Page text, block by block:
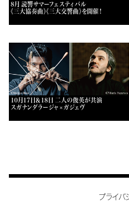
8月 読響サマーフェスティバル
《三大協奏曲》《三大交響曲》を開催！
10月17日＆18日 二人の俊英が共演
スガナンダラージャ×ガジェヴ
プライバ